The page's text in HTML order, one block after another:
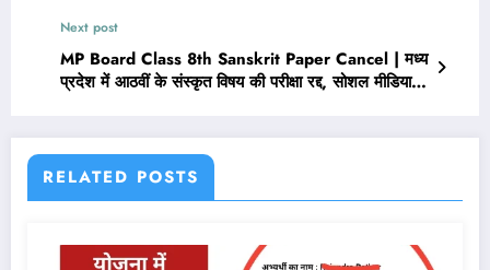
Next post
MP Board Class 8th Sanskrit Paper Cancel | मध्य
प्रदेश में आठवीं के संस्कृत विषय की परीक्षा रद्द, सोशल मीडिया
RELATED POSTS